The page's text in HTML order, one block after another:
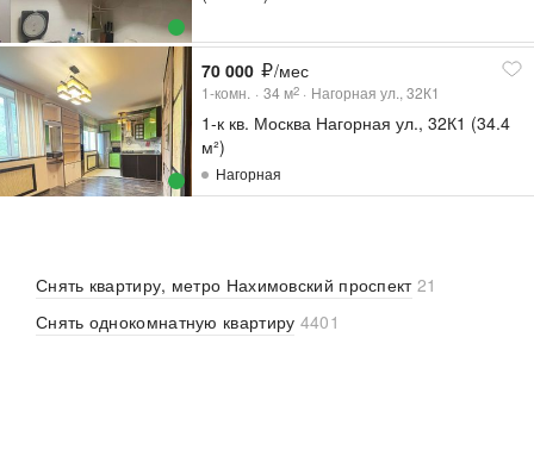
70 000 /мес
1-комн. 34 м2 Нагорная ул., 32К1
1-к кв. Москва Нагорная ул., 32К1 (34.4
м²)
Нагорная
Снять квартиру, метро Нахимовский проспект 21
Снять однокомнатную квартиру 4401